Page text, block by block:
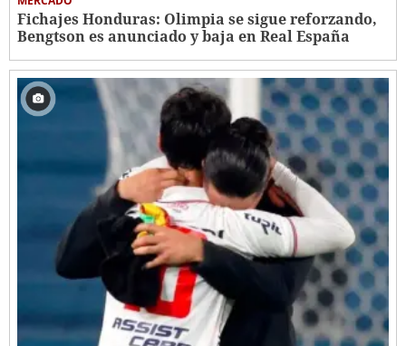
Fichajes Honduras: Olimpia se sigue reforzando,
Bengtson es anunciado y baja en Real España